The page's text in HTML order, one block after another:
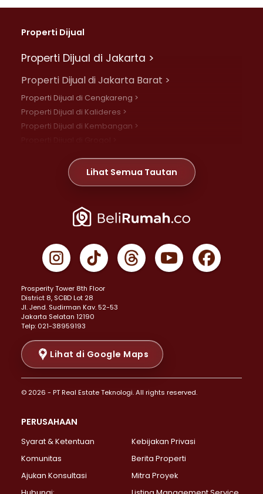
Properti Dijual
Properti Dijual di Jakarta >
Properti Dijual di Jakarta Barat >
Properti Dijual di Cengkareng >
Properti Dijual di Kalideres >
Properti Dijual di Kembangan >
Properti Dijual di Meruya >
Properti Dijual di Jelambar >
Properti Dijual di Jakarta Pusat >
Properti Dijual di Gambir >
Properti Dijual di Johar Baru >
Properti Dijual di Menteng >
Properti Dijual di Senen >
Properti Dijual di Tanah Abang >
Properti Dijual di Cikini >
Properti Dijual di Kramat >
Properti Dijual di Pasar Baru >
Properti Dijual di Bendungan Hilir >
Properti Dijual di Jakarta Selatan >
Properti Dijual di Lebak Bulus >
Properti Dijual di Gandaria Selatan >
Properti Dijual di Pondok Labu >
Lihat Semua Tautan
Prosperity Tower 8th Floor
District 8, SCBD Lot 28
JI. Jend. Sudirman Kav. 52-53
Jakarta Selatan 12190
Telp: 021-38959193
Lihat di Google Maps
© 2026 - PT Real Estate Teknologi. All rights reserved.
PERUSAHAAN
Syarat & Ketentuan
Kebijakan Privasi
Komunitas
Berita Properti
Ajukan Konsultasi
Mitra Proyek